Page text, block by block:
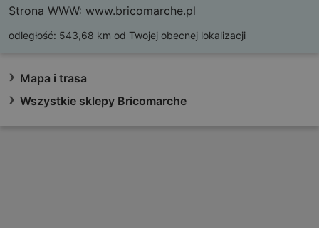
Strona WWW: www.bricomarche.pl
odległość: 543,68 km od Twojej obecnej lokalizacji
Mapa i trasa
Wszystkie sklepy Bricomarche